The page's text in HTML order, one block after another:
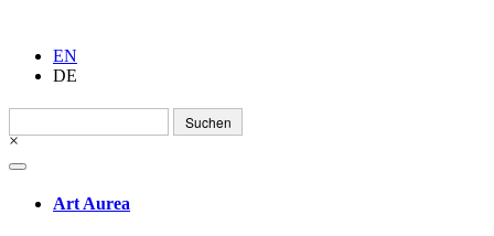
EN
DE
Suchen
nach:
×
Art Aurea